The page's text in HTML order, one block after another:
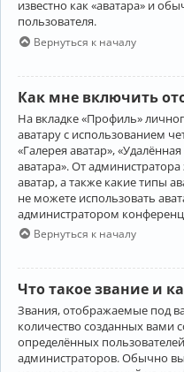
известно как «аватара» и
пользователя.
Вернуться к началу
Как мне включить
На вкладке «Профиль»
аватару с использованием
«Галерея аватар»,
аватара». От
аватар, а также какие типы
не можете использовать
администратором
Вернуться к началу
Что такое звание и
Звания, отображаемые под
количество созданных
определённых
администраторов. Обычно